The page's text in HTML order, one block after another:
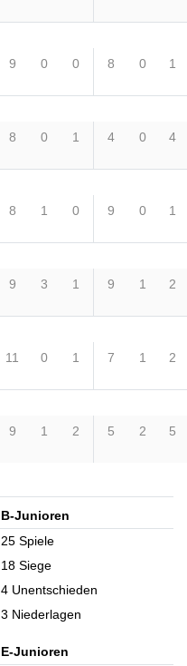
9 0 0 8 0 1
8 0 1 4 0 4
8 1 0 9 0 1
9 3 1 9 1 2
11 0 1 7 1 2
9 1 2 5 2 5
B-Junioren
25 Spiele
18 Siege
4 Unentschieden
3 Niederlagen
E-Junioren